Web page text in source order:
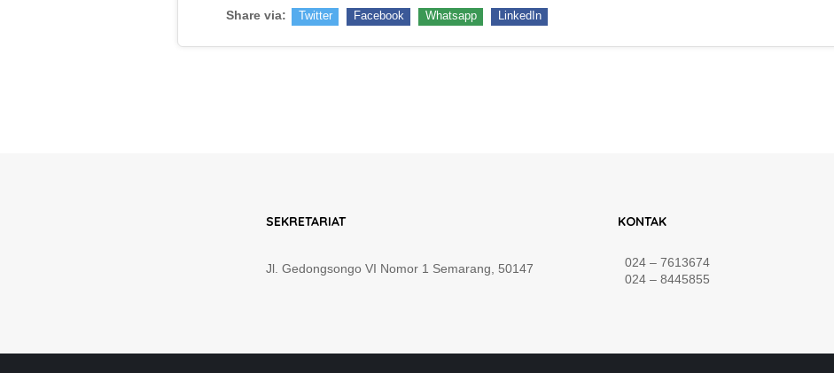
Share via: Twitter Facebook Whatsapp LinkedIn
SEKRETARIAT
Jl. Gedongsongo VI Nomor 1 Semarang, 50147
KONTAK
024 – 7613674
024 – 8445855